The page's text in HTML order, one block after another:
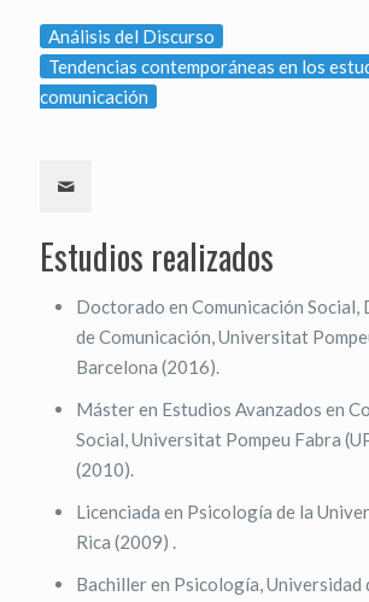
Análisis del Discurso
Tendencias contemporáneas en los
comunicación
Estudios realizados
Doctorado en Comunicación Social,
de Comunicación, Universitat
Barcelona (2016).
Máster en Estudios Avanzados en
Social, Universitat Pompeu Fabra
(2010).
Licenciada en Psicología de la
Rica (2009) .
Bachiller en Psicología, Universidad